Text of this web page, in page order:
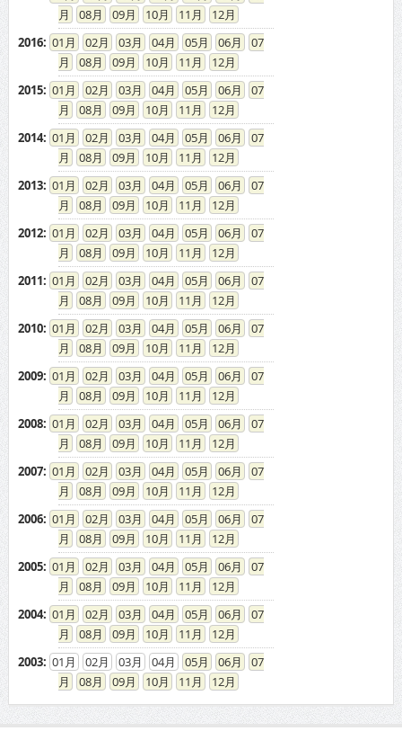
08
09 10 11
12
2016: 01 02 03 04 05 06
07
08
09 10 11
12
2015: 01 02 03 04 05 06
07
08
09 10 11
12
2014: 01 02 03 04 05 06
07
08
09 10 11
12
2013: 01 02 03 04 05 06
07
08
09 10 11
12
2012: 01 02 03 04 05 06
07
08
09 10 11
12
2011: 01 02 03 04 05 06
07
08
09 10 11
12
2010: 01 02 03 04 05 06
07
08
09 10 11
12
2009: 01 02 03 04 05 06
07
08
09 10 11
12
2008: 01 02 03 04 05 06
07
08
09 10 11
12
2007: 01 02 03 04 05 06
07
08
09 10 11
12
2006: 01 02 03 04 05 06
07
08
09 10 11
12
2005: 01 02 03 04 05 06
07
08
09 10 11
12
2004: 01 02 03 04 05 06
07
08
09 10 11
12
2003: 01 02 03 04 05 06
07
08
09 10 11 12